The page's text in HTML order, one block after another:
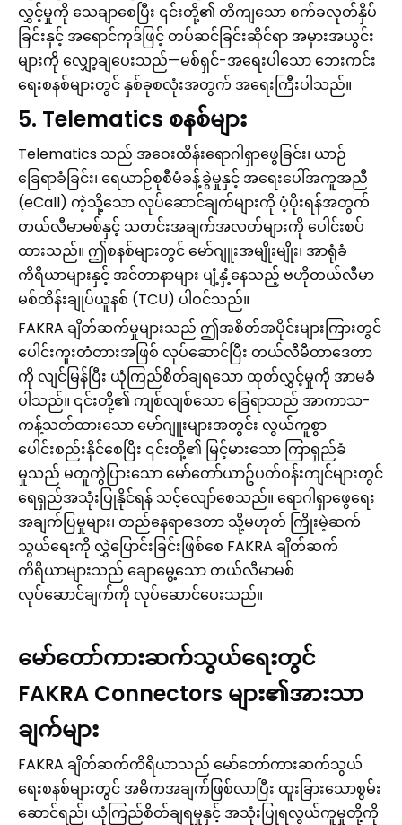
လွှင့်မှုကို သေချာစေပြီး ၎င်းတို့၏ တိကျသော စက်ခလုတ်နှိပ်
ခြင်းနှင့် အရောင်ကုဒ်ဖြင့် တပ်ဆင်ခြင်းဆိုင်ရာ အမှားအယွင်း
များကို လျှော့ချပေးသည်—မစ်ရှင်-အရေးပါသော ဘေးကင်း
ရေးစနစ်များတွင် နှစ်ခုစလုံးအတွက် အရေးကြီးပါသည်။
5. Telematics စနစ်များ
Telematics သည် အဝေးထိန်းရောဂါရှာဖွေခြင်း၊ ယာဉ်
ခြေရာခံခြင်း၊ ရေယာဉ်စုစီမံခန့်ခွဲမှုနှင့် အရေးပေါ်အကူအညီ
(eCall) ကဲ့သို့သော လုပ်ဆောင်ချက်များကို ပံ့ပိုးရန်အတွက်
တယ်လီမာမစ်နှင့် သတင်းအချက်အလတ်များကို ပေါင်းစပ်
ထားသည်။ ဤစနစ်များတွင် မော်ဂျူးအမျိုးမျိုး၊ အာရုံခံ
ကိရိယာများနှင့် အင်တာနာများ ပျံ့နှံ့နေသည့် ဗဟိုတယ်လီမာ
မစ်ထိန်းချုပ်ယူနစ် (TCU) ပါဝင်သည်။
FAKRA ချိတ်ဆက်မှုများသည် ဤအစိတ်အပိုင်းများကြားတွင်
ပေါင်းကူးတံတားအဖြစ် လုပ်ဆောင်ပြီး တယ်လီမီတာဒေတာ
ကို လျင်မြန်ပြီး ယုံကြည်စိတ်ချရသော ထုတ်လွှင့်မှုကို အာမခံ
ပါသည်။ ၎င်းတို့၏ ကျစ်လျစ်သော ခြေရာသည် အာကာသ-
ကန့်သတ်ထားသော မော်ဂျူးများအတွင်း လွယ်ကူစွာ
ပေါင်းစည်းနိုင်စေပြီး ၎င်းတို့၏ မြင့်မားသော ကြာရှည်ခံ
မှုသည် မတူကွဲပြားသော မော်တော်ယာဥ်ပတ်ဝန်းကျင်များတွင်
ရေရှည်အသုံးပြုနိုင်ရန် သင့်လျော်စေသည်။ ရောဂါရှာဖွေရေး
အချက်ပြမှုများ၊ တည်နေရာဒေတာ သို့မဟုတ် ကြိုးမဲ့ဆက်
သွယ်ရေးကို လွှဲပြောင်းခြင်းဖြစ်စေ FAKRA ချိတ်ဆက်
ကိရိယာများသည် ချောမွေ့သော တယ်လီမာမစ်
လုပ်ဆောင်ချက်ကို လုပ်ဆောင်ပေးသည်။
မော်တော်ကားဆက်သွယ်ရေးတွင်
FAKRA Connectors များ၏အားသာ
ချက်များ
FAKRA ချိတ်ဆက်ကိရိယာသည် မော်တော်ကားဆက်သွယ်
ရေးစနစ်များတွင် အဓိကအချက်ဖြစ်လာပြီး ထူးခြားသောစွမ်း
ဆောင်ရည်၊ ယုံကြည်စိတ်ချရမှုနှင့် အသုံးပြုရလွယ်ကူမှုတို့ကို